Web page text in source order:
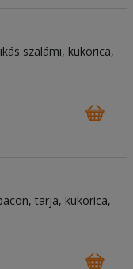
szalámi kukorica
tarja kukorica